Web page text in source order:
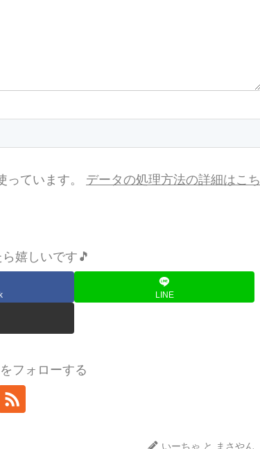
っています。 データの処理方法の詳細はこち
嬉しいです🎵
LINE
フォローする
いーちゃ と まさやん